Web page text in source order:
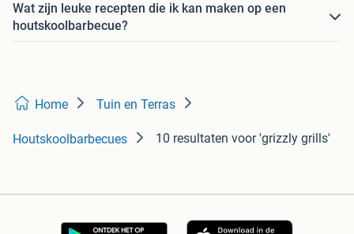
Wat zijn leuke recepten die ik kan maken op een
houtskoolbarbecue?
Home Tuin en Terras
Houtskoolbarbecues 10 resultaten voor 'grizzly grills'